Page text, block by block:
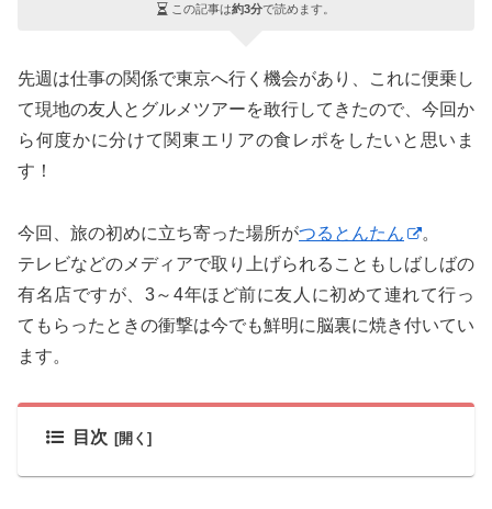
この記事は約3分で読めます。
先週は仕事の関係で東京へ行く機会があり、これに便乗し
て現地の友人とグルメツアーを敢行してきたので、今回か
ら何度かに分けて関東エリアの食レポをしたいと思いま
す！
今回、旅の初めに立ち寄った場所がつるとんたん
。
テレビなどのメディアで取り上げられることもしばしばの
有名店ですが、3～4年ほど前に友人に初めて連れて行っ
てもらったときの衝撃は今でも鮮明に脳裏に焼き付いてい
ます。
目次